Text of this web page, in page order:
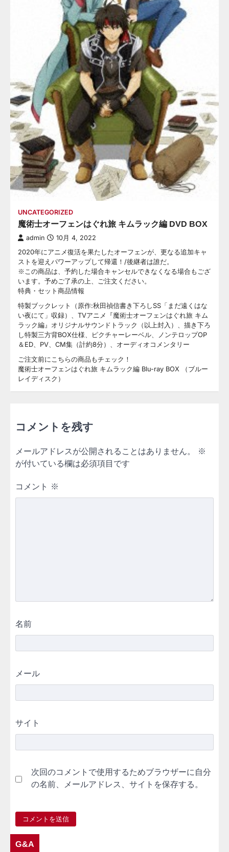
UNCATEGORIZED
魔術士オーフェンはぐれ旅 キムラック編 DVD BOX
admin 10月 4, 2022
2020年にアニメ復活を果たしたオーフェンが、更なる追加キャ
ストを迎えパワーアップして帰還！/後継者は誰だ。
※この商品は、予約した場合キャンセルできなくなる場合もござ
います。予めご了承の上、ご注文ください。
特典・セット商品情報
特製ブックレット（原作:秋田禎信書き下ろしSS「まだ遠くはな
い夜にて」収録）、TVアニメ『魔術士オーフェンはぐれ旅 キム
ラック編』オリジナルサウンドトラック（以上封入）、描き下ろ
し特製三方背BOX仕様、ピクチャーレーベル、ノンテロップOP
＆ED、PV、CM集（計約8分）、オーディオコメンタリー
ご注文前にこちらの商品もチェック！
魔術士オーフェンはぐれ旅 キムラック編 Blu-ray BOX （ブルー
レイディスク）
コメントを残す
メールアドレスが公開されることはありません。
※
が付いている欄は必須項目です
コメント ※
名前
メール
サイト
次回のコメントで使用するためブラウザーに自分
の名前、メールアドレス、サイトを保存する。
G&A